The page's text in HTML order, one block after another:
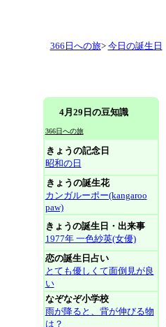
366日への旅> 今日の誕生日
4月29日の豆知識
366日への旅
きょうの記念日
昭和の日
きょうの誕生花
カンガルーポー(kangaroo
paw)
きょうの誕生日・出来事
1977年 一色紗英(女優)
恋の誕生日占い
とても優しくて面倒見が良
い
なぞなぞ小学校
雨が降ると、背が伸びる物
は？